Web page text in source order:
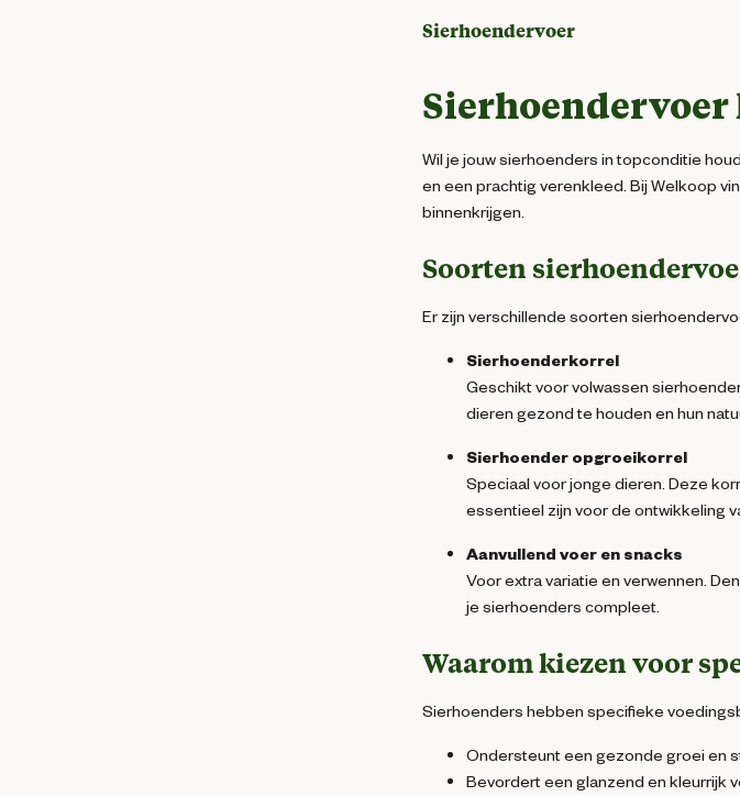
Sierhoendervoer
Sierhoendervoer
Wil je jouw sierhoenders in topconditie
en een prachtig verenkleed. Bij Welkoop
binnenkrijgen.
Soorten
Er zijn verschillende soorten
Sierhoenderkorrel
Geschikt voor volwassen
dieren gezond te houden en hun
Sierhoender opgroeikorrel
Speciaal voor jonge dieren. Deze
essentieel zijn voor de ontwikkeling
Aanvullend voer en snacks
Voor extra variatie en verwennen.
je sierhoenders compleet.
Waarom kiezen voor
Sierhoenders hebben specifieke
Ondersteunt een gezonde groei en
Bevordert een glanzend en kleurrijk